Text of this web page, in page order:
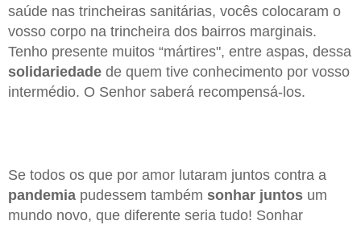
saúde nas trincheiras sanitárias, vocês colocaram o
vosso corpo na trincheira dos bairros marginais.
Tenho presente muitos “mártires", entre aspas, dessa
solidariedade de quem tive conhecimento por vosso
intermédio. O Senhor saberá recompensá-los.
Se todos os que por amor lutaram juntos contra a
pandemia pudessem também sonhar juntos um
mundo novo, que diferente seria tudo! Sonhar